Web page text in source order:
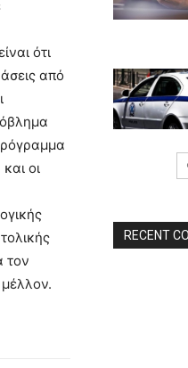
ότι
από
οι
τον
RECENT